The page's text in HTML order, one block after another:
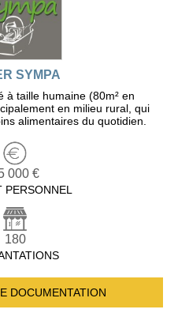
SYMPA
à taille humaine (80m² en
en milieu rural, qui
alimentaires du quotidien.
000 €
PERSONNEL
180
DOCUMENTATION